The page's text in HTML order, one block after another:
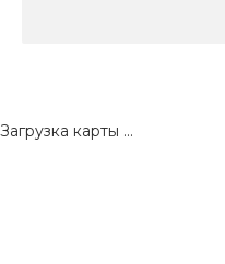
Загрузка карты ...